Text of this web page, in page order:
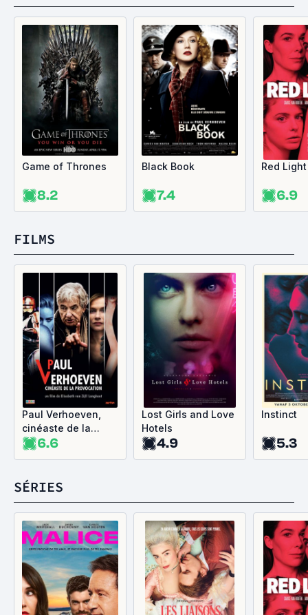
Game of Thrones
8.2
Black Book
7.4
Red Light
6.9
FILMS
Paul Verhoeven,
cinéaste de la
provocation
6.6
Lost Girls and Love
Hotels
4.9
Instinct
5.3
SÉRIES